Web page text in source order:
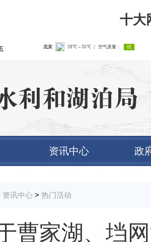
十大
资讯中心 政
资讯中心 > 热门活动
曹家湖、垱